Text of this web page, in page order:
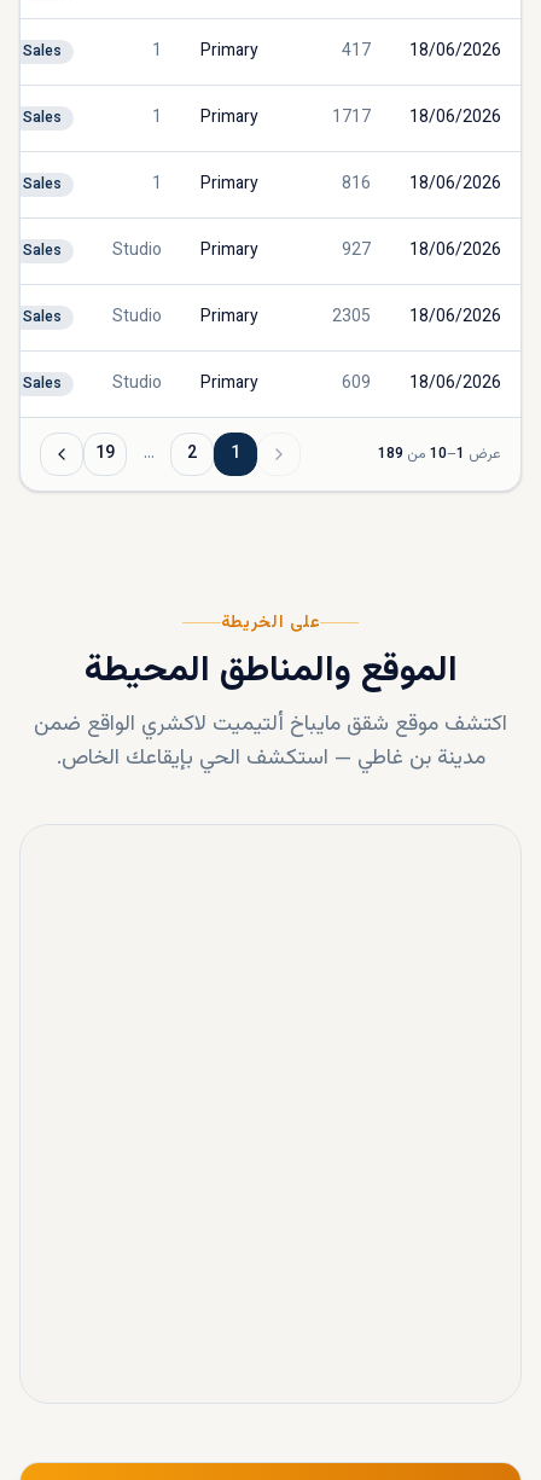
18/06/2026
417
Primary
1
Sales
18/06/2026
1717
Primary
1
Sales
18/06/2026
816
Primary
1
Sales
18/06/2026
927
Primary
Studio
Sales
18/06/2026
2305
Primary
Studio
Sales
18/06/2026
609
Primary
Studio
Sales
عرض 1
–
10 من 189
1
2
…
19
على الخريطة
الموقع والمناطق المحيطة
اكتشف موقع شقق مايباخ ألتيميت لاكشري الواقع ضمن
مدينة بن غاطي — استكشف الحي بإيقاعك الخاص.